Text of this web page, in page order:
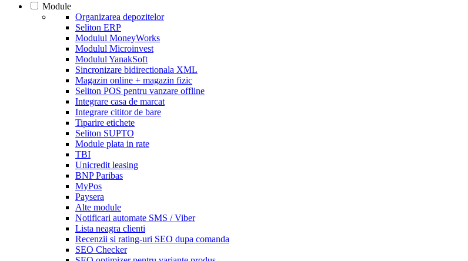
Module
Organizarea depozitelor
Seliton ERP
Modulul MoneyWorks
Modulul Microinvest
Modulul YanakSoft
Sincronizare bidirectionala XML
Magazin online + magazin fizic
Seliton POS pentru vanzare offline
Integrare casa de marcat
Integrare cititor de bare
Tiparire etichete
Seliton SUPTO
Module plata in rate
TBI
Unicredit leasing
BNP Paribas
MyPos
Paysera
Alte module
Notificari automate SMS / Viber
Lista neagra clienti
Recenzii si rating-uri SEO dupa comanda
SEO Checker